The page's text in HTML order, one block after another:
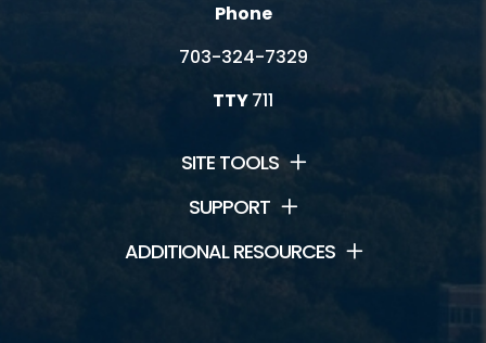
Phone
703-324-7329
TTY711
SITE TOOLS
SUPPORT
ADDITIONAL RESOURCES